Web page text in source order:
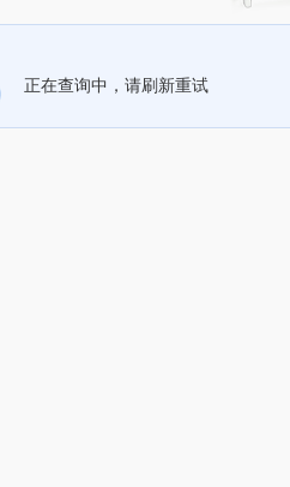
正在查询中，请刷新重试